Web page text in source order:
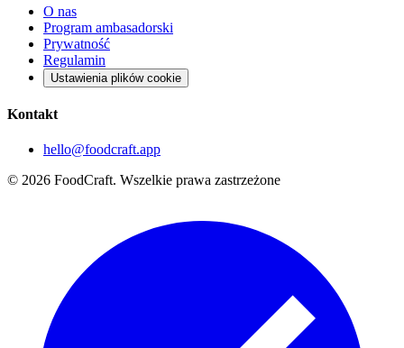
O nas
Program ambasadorski
Prywatność
Regulamin
Ustawienia plików cookie
Kontakt
hello@foodcraft.app
© 2026 FoodCraft. Wszelkie prawa zastrzeżone